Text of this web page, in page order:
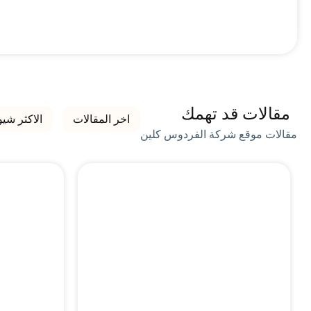
مقالات قد تهمك
مقالات موقع شركة الفردوس كلين
اخر المقالات الاكثر